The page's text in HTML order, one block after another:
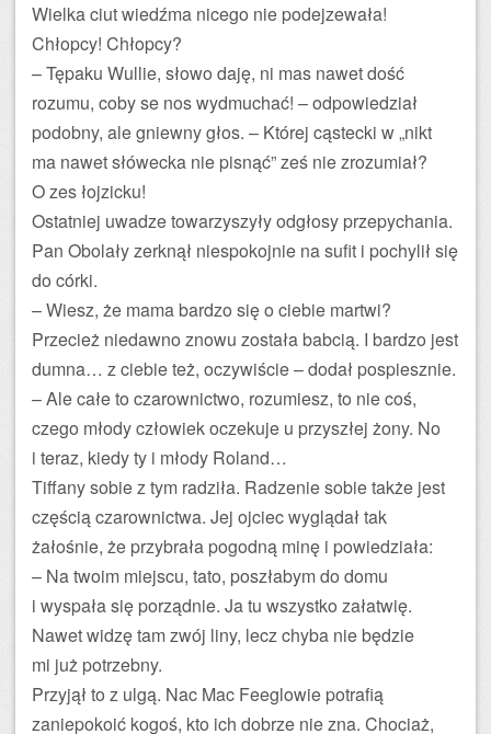
Wielka ciut wiedźma nicego nie podejzewała!
Chłopcy! Chłopcy?
– Tępaku Wullie, słowo daję, ni mas nawet dość
rozumu, coby se nos wydmuchać! – odpowiedział
podobny, ale gniewny głos. – Której cąstecki w „nikt
ma nawet słówecka nie pisnąć” ześ nie zrozumiał?
O zes łojzicku!
Ostatniej uwadze towarzyszyły odgłosy przepychania.
Pan Obolały zerknął niespokojnie na sufit i pochylił się
do córki.
– Wiesz, że mama bardzo się o ciebie martwi?
Przecież niedawno znowu została babcią. I bardzo jest
dumna… z ciebie też, oczywiście – dodał pospiesznie.
– Ale całe to czarownictwo, rozumiesz, to nie coś,
czego młody człowiek oczekuje u przyszłej żony. No
i teraz, kiedy ty i młody Roland…
Tiffany sobie z tym radziła. Radzenie sobie także jest
częścią czarownictwa. Jej ojciec wyglądał tak
żałośnie, że przybrała pogodną minę i powiedziała:
– Na twoim miejscu, tato, poszłabym do domu
i wyspała się porządnie. Ja tu wszystko załatwię.
Nawet widzę tam zwój liny, lecz chyba nie będzie
mi już potrzebny.
Przyjął to z ulgą. Nac Mac Feeglowie potrafią
zaniepokoić kogoś, kto ich dobrze nie zna. Chociaż,